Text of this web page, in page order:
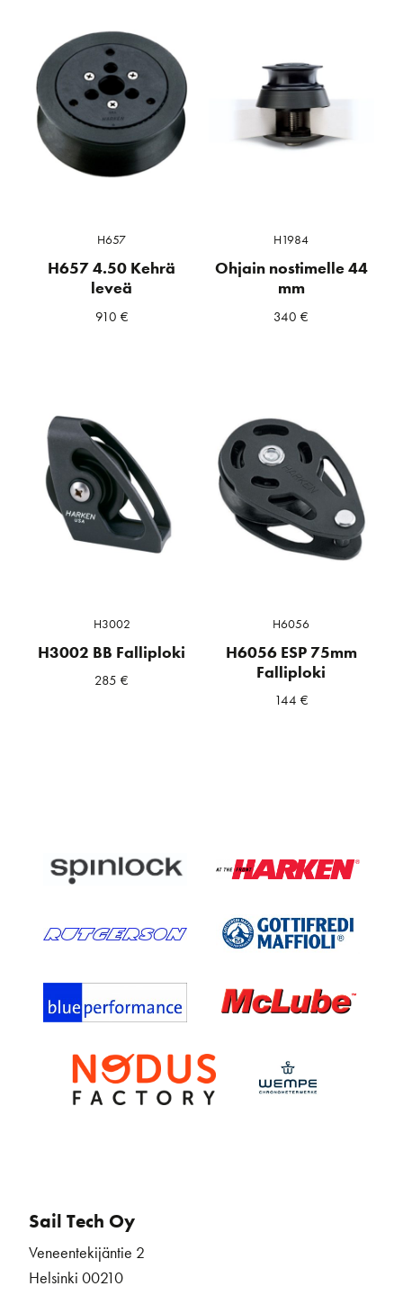
H657
H657 4.50 Kehrä
leveä
910 €
H1984
Ohjain nostimelle 44
mm
340€
H3002
H3002 BB Falliploki
285€
H6056
H6056 ESP 75mm
Falliploki
144 €
Sail Tech Oy
Veneentekijäntie 2
Helsinki 00210